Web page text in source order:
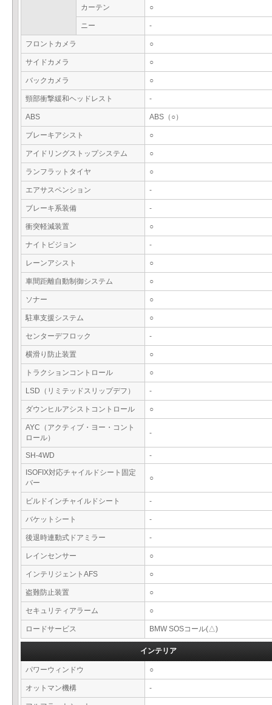
カーテン ○
ニー -
フロントカメラ ○
サイドカメラ ○
バックカメラ ○
頸部衝撃緩和ヘッドレスト -
ABS ABS（○）
ブレーキアシスト ○
アイドリングストップシステム ○
ランフラットタイヤ ○
エアサスペンション -
ブレーキ系装備 -
衝突軽減装置 ○
ナイトビジョン -
レーンアシスト ○
車間距離自動制御システム ○
ソナー ○
駐車支援システム ○
センターデフロック -
横滑り防止装置 ○
トラクションコントロール ○
LSD（リミテッドスリップデフ） -
ダウンヒルアシストコントロール ○
AYC（アクティブ・ヨー・コント
ロール）
-
SH-4WD
-
ISOFIX対応チャイルドシート固定
バー
○
ビルドインチャイルドシート -
バケットシート -
後退時連動式ドアミラー -
レインセンサー ○
インテリジェントAFS ○
盗難防止装置 ○
セキュリティアラーム ○
ロードサービス BMW SOSコール(△)
インテリア
パワーウィンドウ ○
オットマン機構 -